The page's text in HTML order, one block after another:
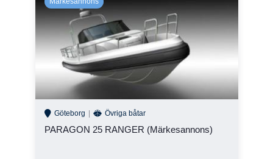
Göteborg Övriga båtar
PARAGON 25 RANGER (Märkesannons)